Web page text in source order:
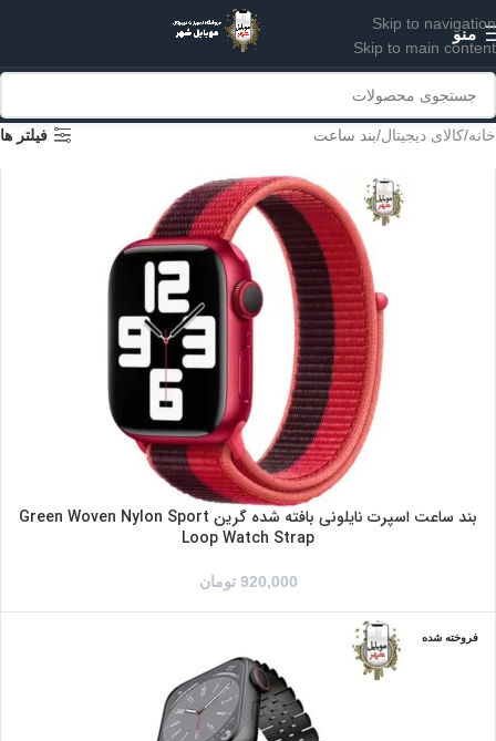
Skip to navigation
Skip to main content
منو
خانه کالای دیجیتال بند ساعت فیلتر ها
بند ساعت اسپرت نایلونی بافته شده گرین Green Woven Nylon Sport
Loop Watch Strap
920,000 تومان
فروخته شده